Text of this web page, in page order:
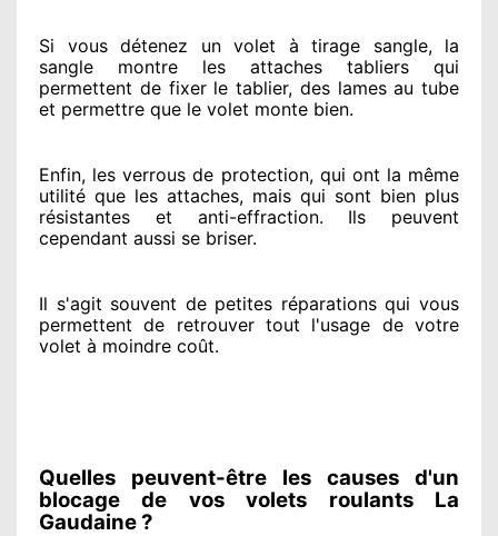
Si vous détenez un volet à tirage sangle, la
sangle montre les attaches tabliers qui
permettent de fixer le tablier, des lames au tube
et permettre que le volet monte bien.
Enfin, les verrous de protection, qui ont la même
utilité que les attaches, mais qui sont bien plus
résistantes et anti-effraction. Ils peuvent
cependant aussi se briser.
Il s'agit souvent de petites réparations qui vous
permettent de retrouver tout l'usage de votre
volet à moindre coût.
Quelles peuvent-être les causes d'un
blocage de vos volets roulants La
Gaudaine ?